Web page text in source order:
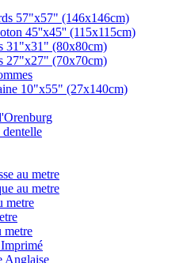
57"x57" (146x146cm)
45''x45'' (115x115cm)
31"x31" (80x80cm)
27"x27" (70x70cm)
10"x55" (27x140cm)
dentelle
au metre
au metre
metre
metre
Anglaise